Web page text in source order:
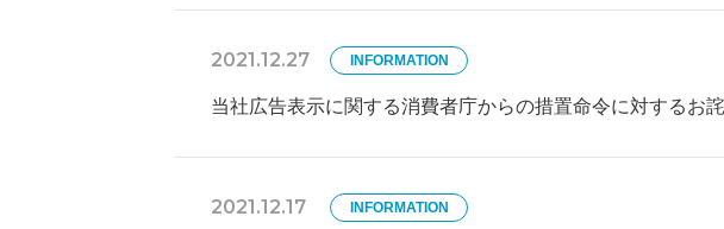
2021.12.27 INFORMATION
当社広告表示に関する消費者庁からの措置命令に対するお
2021.12.17 INFORMATION